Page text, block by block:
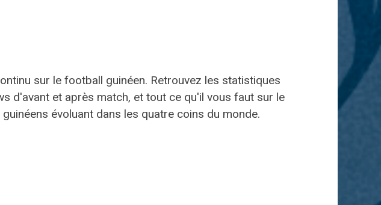
sur le football guinéen. Retrouvez les statistiques
d'avant et après match, et tout ce qu'il vous faut sur le
évoluant dans les quatre coins du monde.